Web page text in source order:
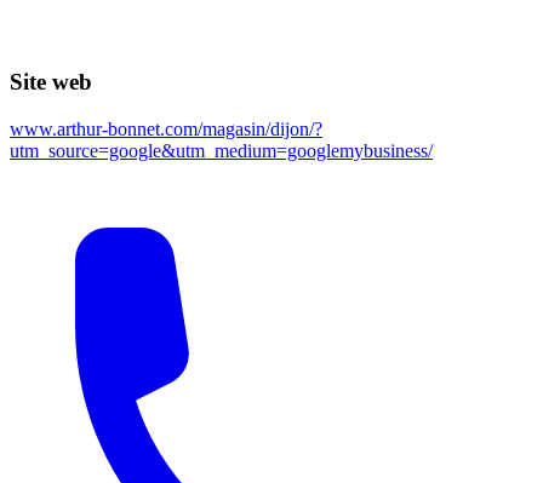
Site web
www.arthur-bonnet.com/magasin/dijon/?
utm_source=google&utm_medium=googlemybusiness/